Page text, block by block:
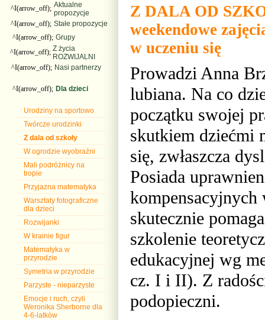
^I(arrow_off); Aktualne
propozycje
^I(arrow_off); Stałe propozycje
^I(arrow_off); Grupy
^I(arrow_off); Z życia
ROZWIJALNI
^I(arrow_off); Nasi partnerzy
^I(arrow_off); Dla dzieci
Urodziny na sportowo
Twórcze urodzinki
Z dala od szkoły
W ogrodzie wyobraźni
Mali podróżnicy na
tropie
Przyjazna matematyka
Warsztaty fotograficzne
dla dzieci
Rozwijanki
W krainie figur
Matematyka w
przyrodzie
Symetria w przyrodzie
Parzyste - nieparzyste
Emocje i ruch, czyli
Weronika Sherborne dla
4-6-latków
Z DALA OD
weekendowe
w uczeniu się
Prowadzi Anna
lubiana. Na co
początku swojej
skutkiem dziećmi
się, zwłaszcza
Posiada
skutecznie
szkolenie
edukacyjnej wg
cz. I i II). Z
podopieczni.